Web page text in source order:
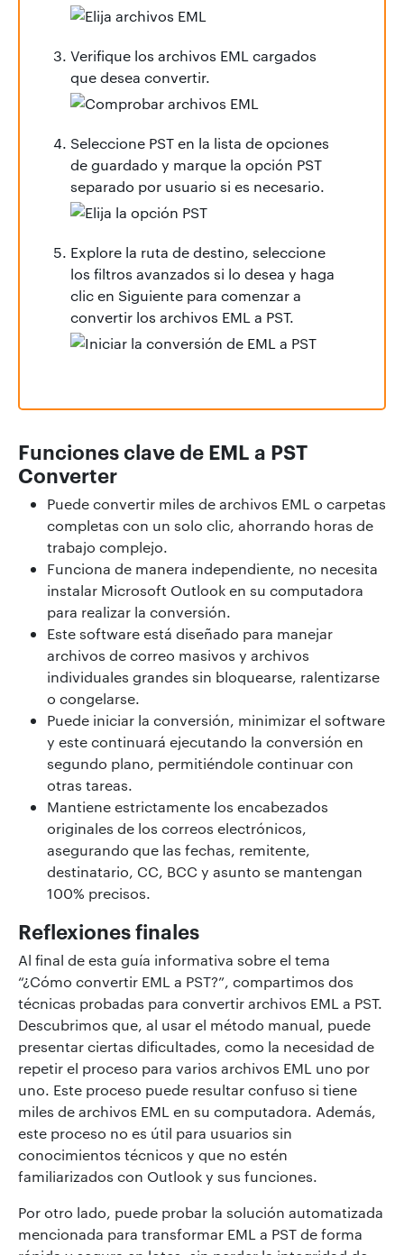
Verifique los archivos EML cargados
que desea convertir.
Seleccione PST en la lista de opciones
de guardado y marque la opción PST
separado por usuario si es necesario.
Explore la ruta de destino, seleccione
los filtros avanzados si lo desea y haga
clic en Siguiente para comenzar a
convertir los archivos EML a PST.
Funciones clave de EML a PST
Converter
Puede convertir miles de archivos EML o carpetas
completas con un solo clic, ahorrando horas de
trabajo complejo.
Funciona de manera independiente, no necesita
instalar Microsoft Outlook en su computadora
para realizar la conversión.
Este software está diseñado para manejar
archivos de correo masivos y archivos
individuales grandes sin bloquearse, ralentizarse
o congelarse.
Puede iniciar la conversión, minimizar el software
y este continuará ejecutando la conversión en
segundo plano, permitiéndole continuar con
otras tareas.
Mantiene estrictamente los encabezados
originales de los correos electrónicos,
asegurando que las fechas, remitente,
destinatario, CC, BCC y asunto se mantengan
100% precisos.
Reflexiones finales
Al final de esta guía informativa sobre el tema
“¿Cómo convertir EML a PST?”, compartimos dos
técnicas probadas para convertir archivos EML a PST.
Descubrimos que, al usar el método manual, puede
presentar ciertas dificultades, como la necesidad de
repetir el proceso para varios archivos EML uno por
uno. Este proceso puede resultar confuso si tiene
miles de archivos EML en su computadora. Además,
este proceso no es útil para usuarios sin
conocimientos técnicos y que no estén
familiarizados con Outlook y sus funciones.
Por otro lado, puede probar la solución automatizada
mencionada para transformar EML a PST de forma